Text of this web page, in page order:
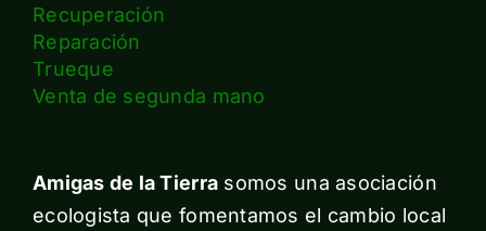
Recuperación
Reparación
Trueque
Venta de segunda mano
Amigas de la Tierra somos una asociación
ecologista que fomentamos el cambio local